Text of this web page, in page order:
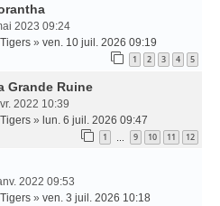
2023 09:24
» ven. 10 juil. 2026 09:19
1 2 3 4 5
Grande Ruine
2022 10:39
» lun. 6 juil. 2026 09:47
1 9 10 11 12
2022 09:53
» ven. 3 juil. 2026 10:18